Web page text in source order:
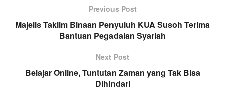
o
e
A
p
g
r
a
l
e
Previous Post
Majelis Taklim Binaan Penyuluh KUA Susoh Terima
Bantuan Pegadaian Syariah
Next Post
Belajar Online, Tuntutan Zaman yang Tak Bisa
Dihindari